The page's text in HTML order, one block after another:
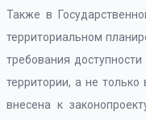
Также в
территориальном
требования
территории, а не
внесена к